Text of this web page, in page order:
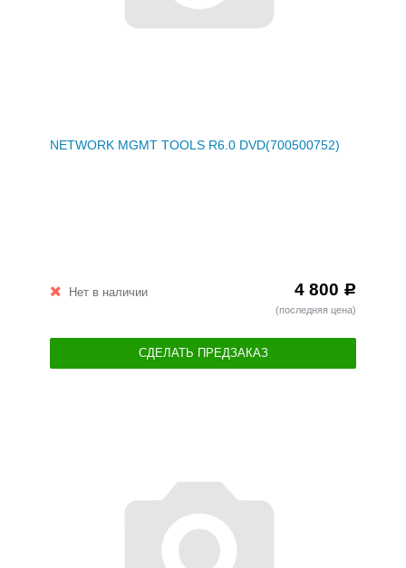
NETWORK MGMT TOOLS R6.0 DVD(700500752)
Нет в наличии 4 800 Р
(последняя цена)
СДЕЛАТЬ ПРЕДЗАКАЗ